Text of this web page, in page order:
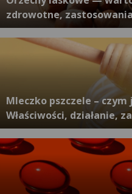
zdrowotne,
Mleczko pszczele –
Właściwości, działanie,